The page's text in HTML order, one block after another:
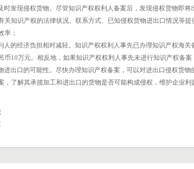
发现侵权货物。尽管知识产权权利人备案后，发现侵权货物即
关知识产权的法律状况、联系方式、已知侵权货物进出口情况等
率；
的经济负担相对减轻。知识产权权利人事先已办理知识产权海关
币10万元。相反地，如果知识产权权利人事先未进行知识产权备
出口的可能性。尽快办理知识产权备案，可以对进出口侵权货
，了解其承揽加工和进出口的货物是否可能构成侵权，维护企业利